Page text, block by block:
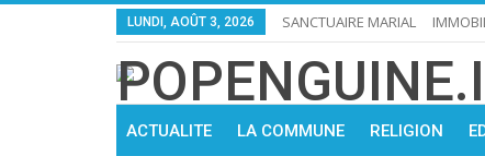
LUNDI, AOÛT 3, 2026 SANCTUAIRE MARIAL
ACTUALITE LA COMMUNE RELIGION